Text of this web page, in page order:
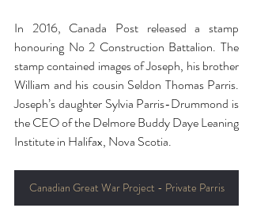
In 2016, Canada Post released a stamp
honouring No 2 Construction Battalion. The
stamp contained images of Joseph, his brother
William and his cousin Seldon Thomas Parris.
Joseph’s daughter Sylvia Parris-Drummond is
the CEO of the Delmore Buddy Daye Leaning
Institute in Halifax, Nova Scotia.
Canadian Great War Project - Private Parris